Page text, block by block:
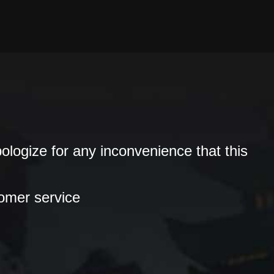
for any inconvenience that this
service